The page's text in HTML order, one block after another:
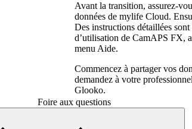
Avant la transition, assurez-
données de mylife Cloud.
Des instructions détaillées
d’utilisation de CamAPS FX,
menu Aide.
Commencez à partager vos
demandez à votre
Glooko.
Foire aux questions